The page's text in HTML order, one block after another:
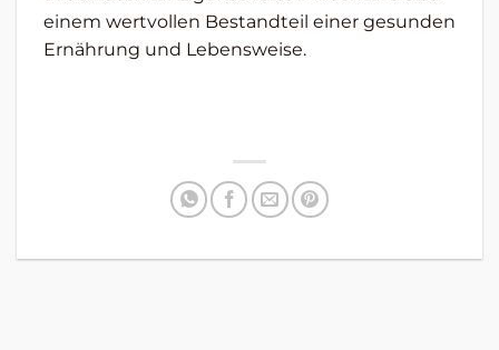
einem wertvollen Bestandteil einer gesunden
Ernährung und Lebensweise.